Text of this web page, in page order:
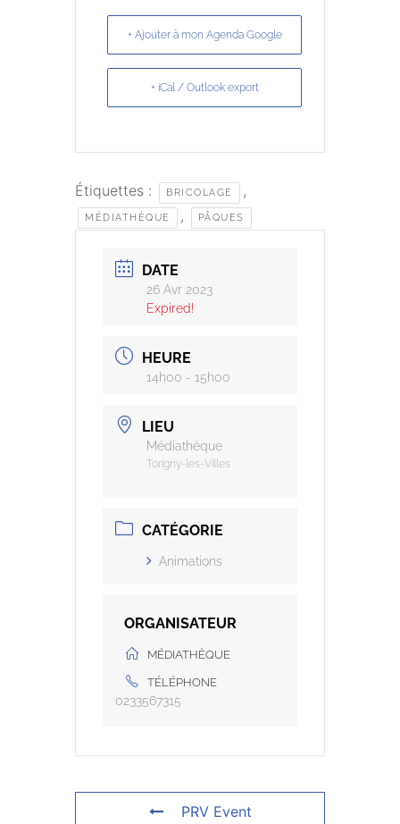
+ Ajouter à mon Agenda Google
+ iCal / Outlook export
Étiquettes : BRICOLAGE ,
MÉDIATHÈQUE , PÂQUES
DATE
26 Avr 2023
Expired!
HEURE
14h00 - 15h00
LIEU
Médiathèque
Torigny-les-Villes
CATÉGORIE
Animations
ORGANISATEUR
MÉDIATHÈQUE
TÉLÉPHONE
0233567315
PRV Event